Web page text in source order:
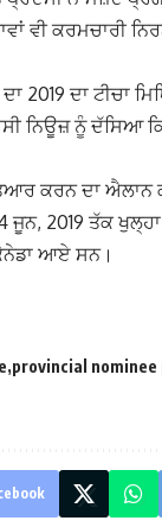
ਵੀ ਕਰਮਚਾਰੀ
2019 ਦਾ ਟੀਚਾ
ਨਿਊਜ਼ ਨੂੰ ਦੱਸਿਆ
ਕਰਨ ਦਾ ਐਲਾਨ
2019 ਤੱਕ
ਆਏ ਸਨ।
provincial nominee